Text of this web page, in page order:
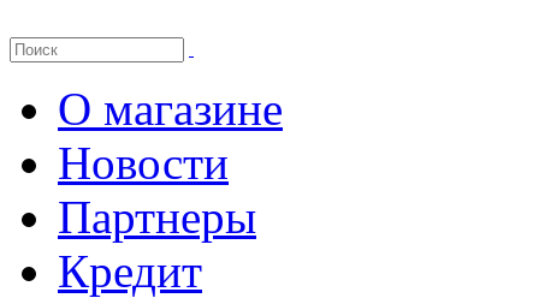
О магазине
Новости
Партнеры
Кредит